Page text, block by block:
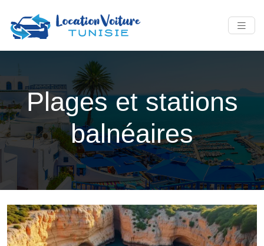
Plages et stations
balnéaires